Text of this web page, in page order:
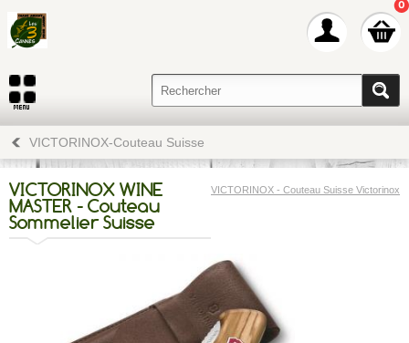
0
VICTORINOX-Couteau Suisse
VICTORINOX - Couteau Suisse Victorinox
VICTORINOX WINE
MASTER - Couteau
Sommelier Suisse